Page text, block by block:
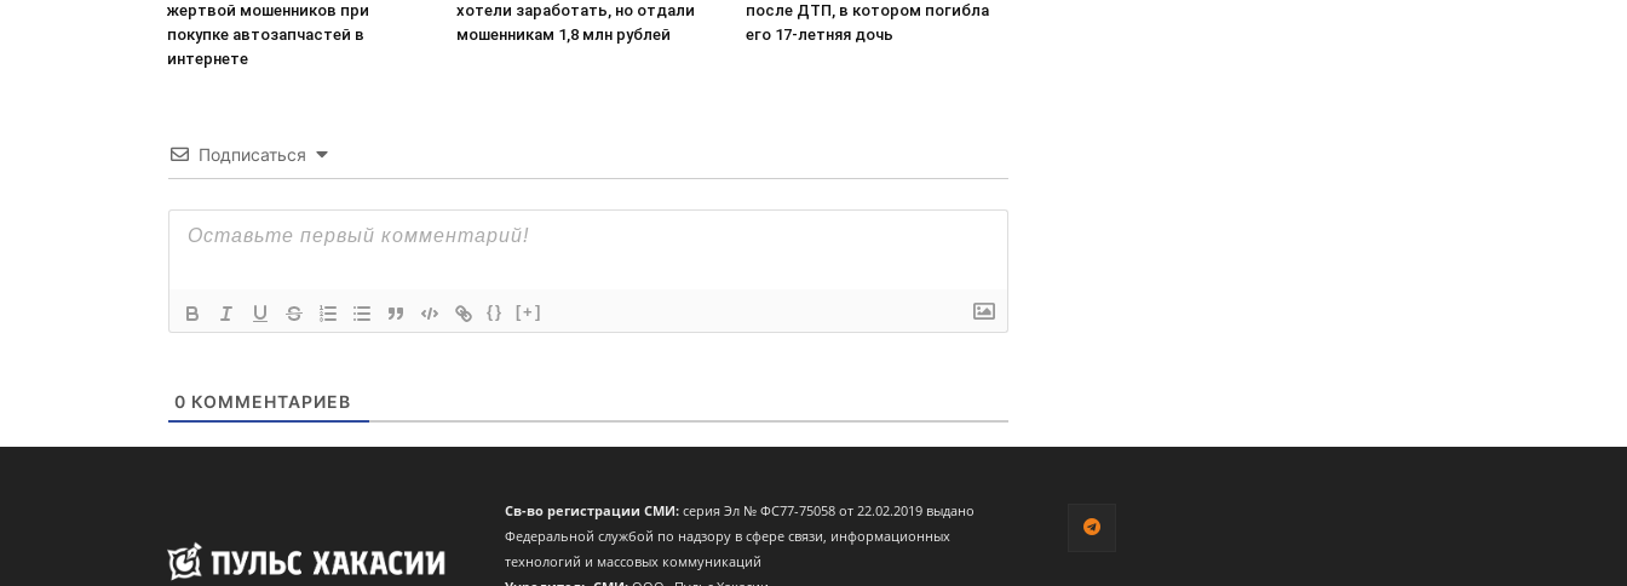
жертвой мошенников при
покупке автозапчастей в
интернете
хотели заработать, но отдали
мошенникам 1,8 млн рублей
после ДТП, в котором погибла
его 17-летняя дочь
Подписаться
{} [+]
0 КОММЕНТАРИЕВ
Св-во регистрации СМИ: серия Эл № ФС77-75058 от 22.02.2019 выдано
Федеральной службой по надзору в сфере связи, информационных
технологий и массовых коммуникаций